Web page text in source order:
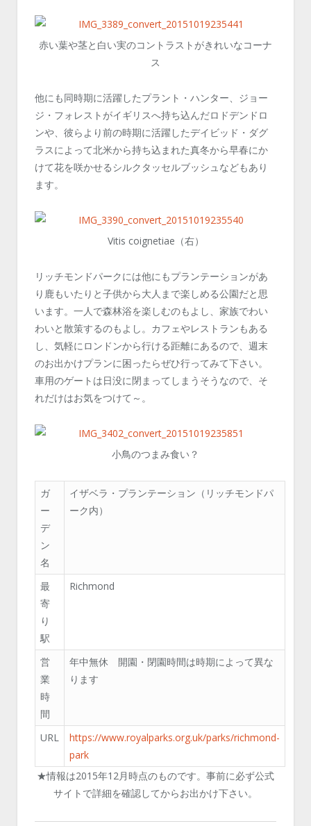
赤い葉や茎と白い実のコントラストがきれいなコーナ
ス
他にも同時期に活躍したプラント・ハンター、ジョー
ジ・フォレストがイギリスへ持ち込んだロドデンドロ
ンや、彼らより前の時期に活躍したデイビッド・ダグ
ラスによって北米から持ち込まれた真冬から早春にか
けて花を咲かせるシルクタッセルブッシュなどもあり
ます。
Vitis coignetiae（右）
リッチモンドパークには他にもプランテーションがあ
り鹿もいたりと子供から大人まで楽しめる公園だと思
います。一人で森林浴を楽しむのもよし、家族でわい
わいと散策するのもよし。カフェやレストランもある
し、気軽にロンドンから行ける距離にあるので、週末
のお出かけプランに困ったらぜひ行ってみて下さい。
車用のゲートは日没に閉まってしまうそうなので、そ
れだけはお気をつけて～。
小鳥のつまみ食い？
ガ
ー
デ
ン
名
イザベラ・プランテーション（リッチモンドパ
ーク内）
最
寄
り
駅
Richmond
営
業
時
間
年中無休 開園・閉園時間は時期によって異な
ります
URL
https://www.royalparks.org.uk/parks/richmond-
park
★情報は2015年12月時点のものです。事前に必ず公式
サイトで詳細を確認してからお出かけ下さい。